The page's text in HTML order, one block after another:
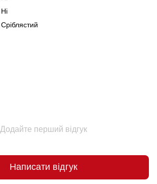
Ні
Сріблястий
Додайте перший відгук
Написати відгук